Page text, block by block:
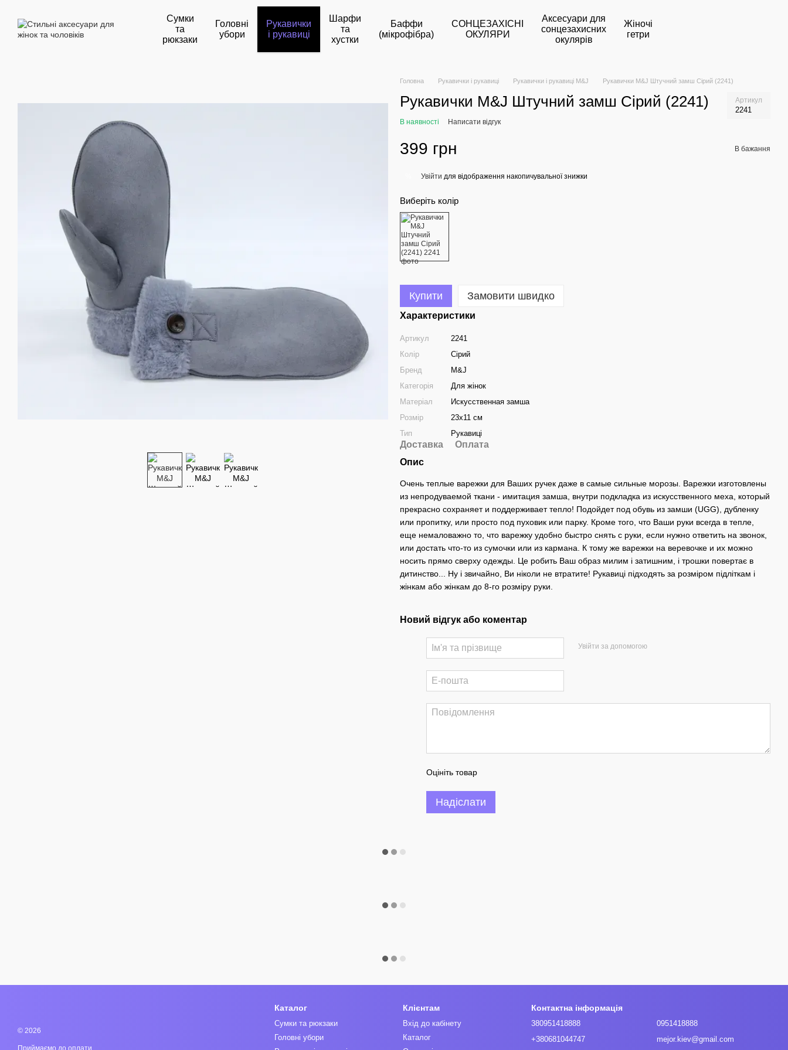
Сумки
та
рюкзаки
Головні
убори
Рукавички
і рукавиці
Шарфи
та
хустки
Баффи
(мікрофібра)
СОНЦЕЗАХІСНІ
ОКУЛЯРИ
Аксесуари для
сонцезахисних
окулярів
Жіночі
гетри
Головна Рукавички і рукавиці Рукавички і рукавиці M&J Рукавички M&J Штучний замш Сірий (2241)
Рукавички M&J Штучний замш Сірий (2241) Артикул
2241
В наявності Написати відгук
399 грн В бажання
Увійти для відображення накопичувальної знижки
Виберіть колір
Купити Замовити швидко
Характеристики
Артикул
2241
Колір
Сірий
Бренд
M&J
Категорія
Для жінок
Матеріал
Искусственная замша
Розмір
23х11 см
Тип
Рукавиці
Доставка
Оплата
Опис
Очень теплые варежки для Ваших ручек даже в самые сильные морозы. Варежки изготовлены
из непродуваемой ткани - имитация замша, внутри подкладка из искусственного меха, который
прекрасно сохраняет и поддерживает тепло! Подойдет под обувь из замши (UGG), дубленку
или пропитку, или просто под пуховик или парку. Кроме того, что Ваши руки всегда в тепле,
еще немаловажно то, что варежку удобно быстро снять с руки, если нужно ответить на звонок,
или достать что-то из сумочки или из кармана. К тому же варежки на веревочке и их можно
носить прямо сверху одежды. Це робить Ваш образ милим і затишним, і трошки повертає в
дитинство... Ну і звичайно, Ви ніколи не втратите! Рукавиці підходять за розміром підліткам і
жінкам або жінкам до 8-го розміру руки.
Новий відгук або коментар
Увійти за допомогою
Оцініть товар
Надіслати
© 2026
Приймаємо до оплати
Каталог
Сумки та рюкзаки
Головні убори
Клієнтам
Вхід до кабінету
Каталог
Контактна інформація
380951418888
+380681044747
0951418888
mejor.kiev@gmail.com